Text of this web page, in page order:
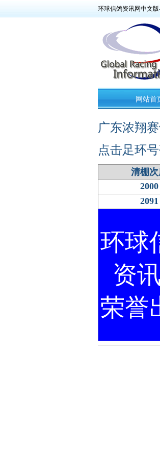
环球信鸽资讯网中文
网站首
广东浓翔
点击足环
清棚
2000
2091
环球
资
荣誉